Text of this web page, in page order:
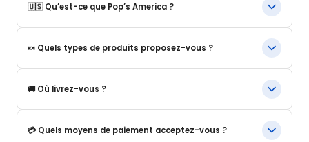
🇺🇸 Qu’est-ce que Pop’s America ?
Pop’s America est une boutique en ligne spécialisée dans les
produits alimentaires et boissons emblématiques des États-
Unis.
Nous proposons une sélection de produits authentiques,
🍬 Quels types de produits proposez-vous ?
Nous proposons notamment :
Céréales US Sauces et produits d’épicerie.
🚚 Où livrez-vous ?
Nous livrons :
💳 Quels moyens de paiement acceptez-vous ?